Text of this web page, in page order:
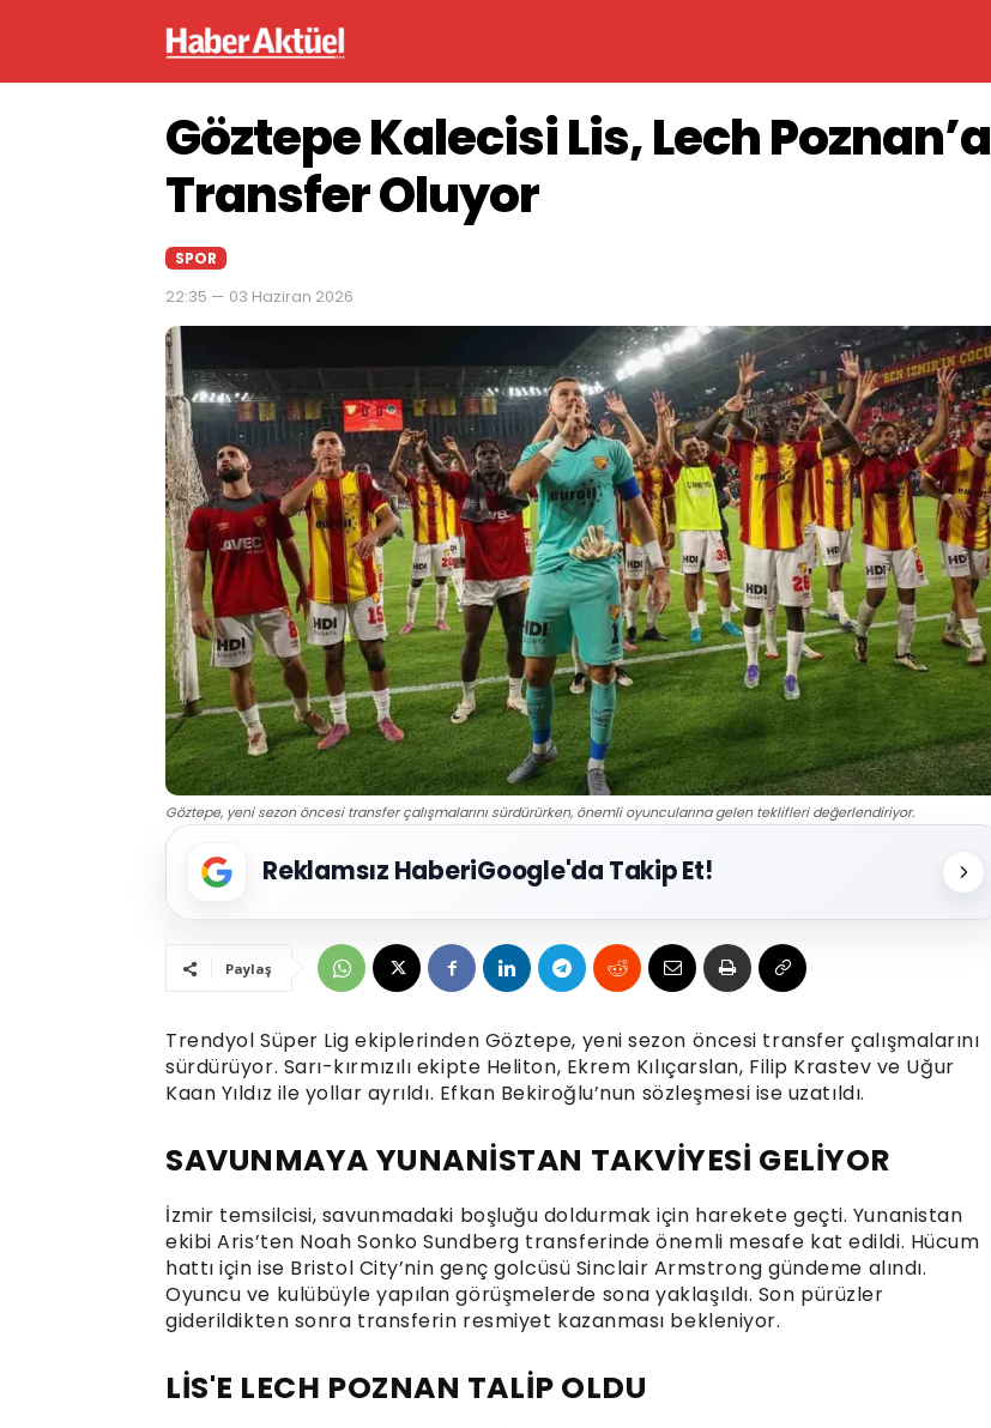
Göztepe Kalecisi Lis, Lech Poznan’a
Transfer Oluyor
SPOR
22:35 — 03 Haziran 2026
Göztepe, yeni sezon öncesi transfer çalışmalarını sürdürürken, önemli oyuncularına gelen teklifleri değerlendiriyor.
Reklamsız HaberiGoogle'da Takip Et!
Paylaş
Trendyol Süper Lig ekiplerinden Göztepe, yeni sezon öncesi transfer çalışmalarını
sürdürüyor. Sarı-kırmızılı ekipte Heliton, Ekrem Kılıçarslan, Filip Krastev ve Uğur
Kaan Yıldız ile yollar ayrıldı. Efkan Bekiroğlu’nun sözleşmesi ise uzatıldı.
SAVUNMAYA YUNANİSTAN TAKVİYESİ GELİYOR
İzmir temsilcisi, savunmadaki boşluğu doldurmak için harekete geçti. Yunanistan
ekibi Aris’ten Noah Sonko Sundberg transferinde önemli mesafe kat edildi. Hücum
hattı için ise Bristol City’nin genç golcüsü Sinclair Armstrong gündeme alındı.
Oyuncu ve kulübüyle yapılan görüşmelerde sona yaklaşıldı. Son pürüzler
giderildikten sonra transferin resmiyet kazanması bekleniyor.
LİS'E LECH POZNAN TALİP OLDU